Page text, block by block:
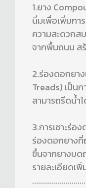
1.ยาง
นิ่มเพื่อเพิ่มกา
ความสะดวกส
จากพื้นถนน ส
2.ร่องดอกยา
Treads) เป็น
สามารถรีดน้ำ
3.การเซาะร่อ
ร่องดอกยางที่
ขึ้นจากยางบด
รายละเอียดเพิ่